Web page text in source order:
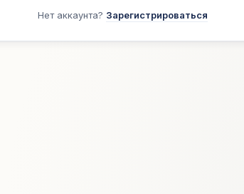
Нет аккаунта? Зарегистрироваться